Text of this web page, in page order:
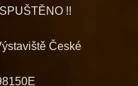
!!
České